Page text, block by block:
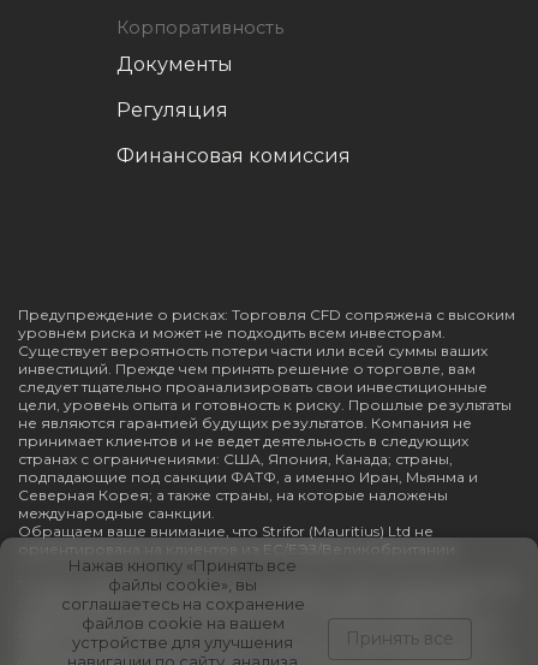
Корпоративность
Документы
Регуляция
Финансовая комиссия
Предупреждение о рисках: Торговля CFD сопряжена с высоким
уровнем риска и может не подходить всем инвесторам.
Существует вероятность потери части или всей суммы ваших
инвестиций. Прежде чем принять решение о торговле, вам
следует тщательно проанализировать свои инвестиционные
цели, уровень опыта и готовность к риску. Прошлые результаты
не являются гарантией будущих результатов. Компания не
принимает клиентов и не ведет деятельность в следующих
странах с ограничениями: США, Япония, Канада; страны,
подпадающие под санкции ФАТФ, а именно Иран, Мьянма и
Северная Корея; а также страны, на которые наложены
международные санкции.
Обращаем ваше внимание, что Strifor (Mauritius) Ltd не
ориентирована на клиентов из ЕС/ЕЭЗ/Великобритании.
7 Lucky Trading (Mauritius) Ltd — компания, зарегистрированная в
соответствии с законодательством Республики Маврикий, с
юридическим адресом: 1/F River Court, 6 St Denis Street, Port Louis,
11328, Mauritius. Компания имеет лицензию инвестиционного
дилера (дилер полного цикла, за исключением андеррайтинга)
Нажав кнопку «Принять все
файлы cookie», вы
соглашаетесь на сохранение
файлов cookie на вашем
устройстве для улучшения
Принять все